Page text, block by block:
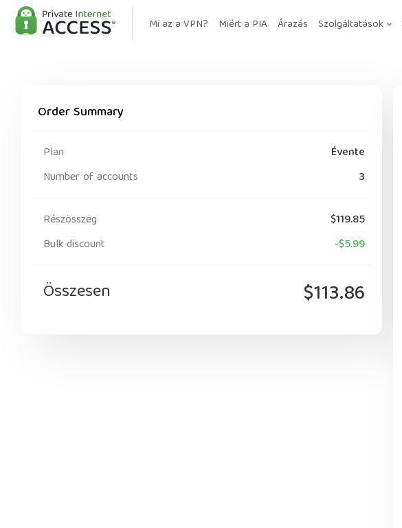
Mi az a VPN? Miért a PIA Árazás Szolgáltatások
Order Summary
Plan
Évente
Number of accounts
3
Részösszeg
$119.85
Bulk discount
-$5.99
Összesen $113.86